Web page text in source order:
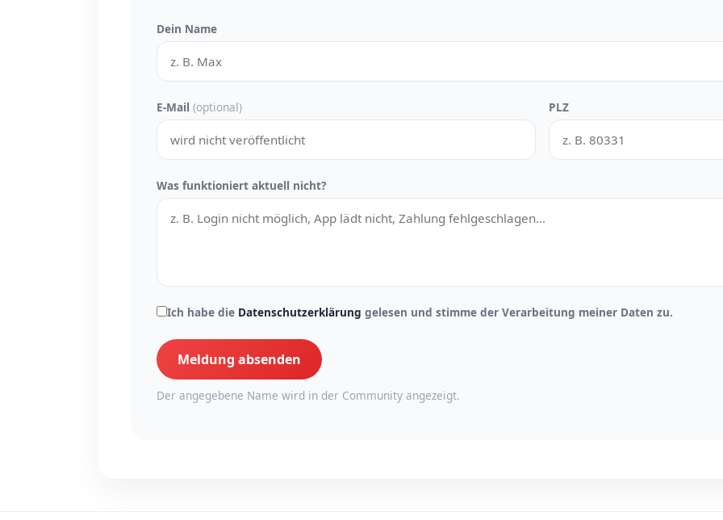
Dein Name
E-Mail (optional) PLZ
Was funktioniert aktuell nicht?
Ich habe die Datenschutzerklärung gelesen und stimme der Verarbeitung meiner Daten zu.
Meldung absenden
Der angegebene Name wird in der Community angezeigt.